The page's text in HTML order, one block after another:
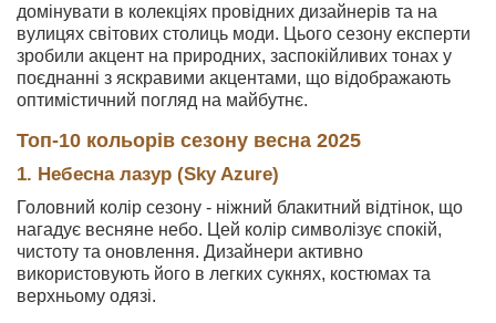
домінувати в колекціях провідних дизайнерів та на
вулицях світових столиць моди. Цього сезону експерти
зробили акцент на природних, заспокійливих тонах у
поєднанні з яскравими акцентами, що відображають
оптимістичний погляд на майбутнє.
Топ-10 кольорів сезону весна 2025
1. Небесна лазур (Sky Azure)
Головний колір сезону - ніжний блакитний відтінок, що
нагадує весняне небо. Цей колір символізує спокій,
чистоту та оновлення. Дизайнери активно
використовують його в легких сукнях, костюмах та
верхньому одязі.